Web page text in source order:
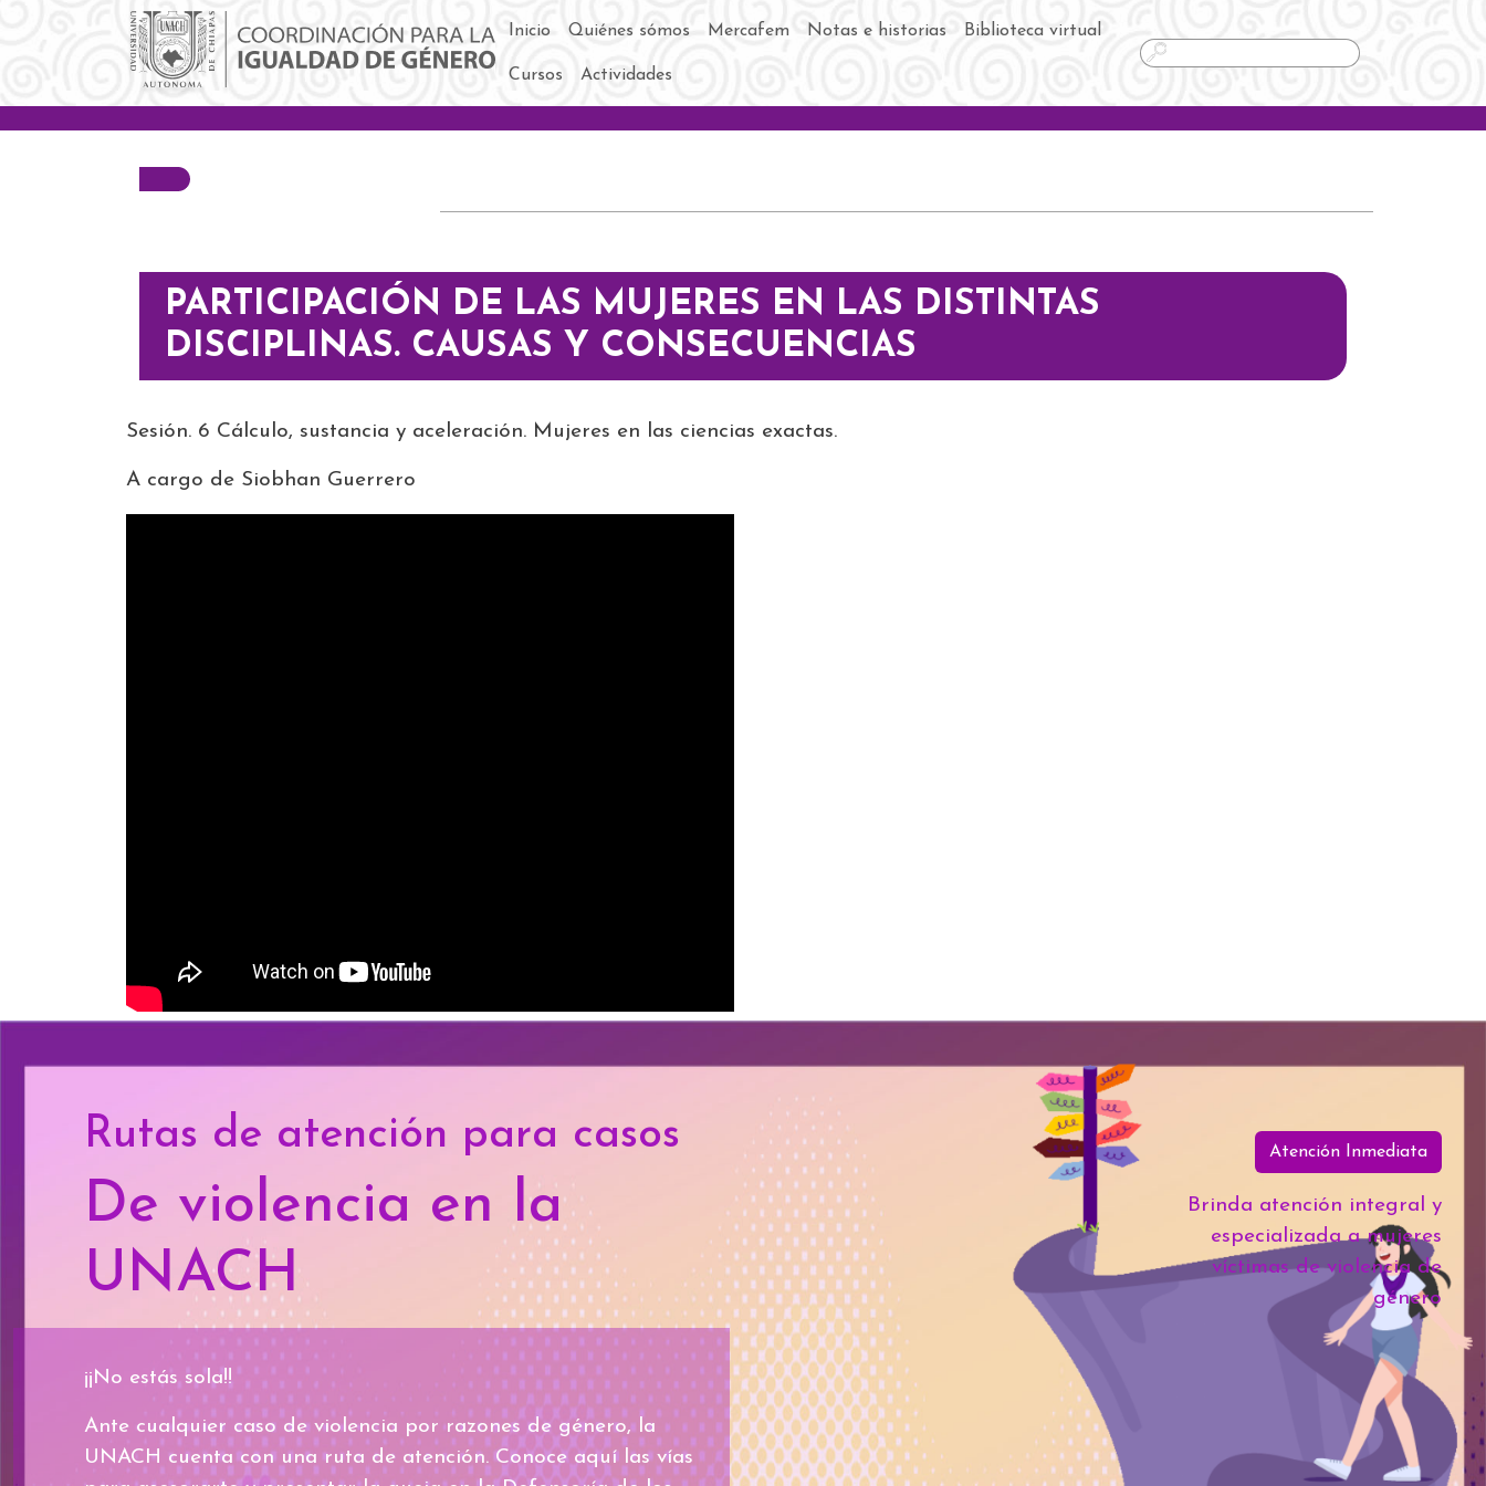
Pasar al contenido principal Main navigation
Inicio Quiénes sómos Mercafem Notas e historias Biblioteca virtual
Cursos Actividades
Buscar
PARTICIPACIÓN DE LAS MUJERES EN LAS DISTINTAS
DISCIPLINAS. CAUSAS Y CONSECUENCIAS
Sesión. 6 Cálculo, sustancia y aceleración. Mujeres en las ciencias exactas.
A cargo de Siobhan Guerrero
Rutas de atención para casos
De violencia en la
UNACH
¡¡No estás sola!!
Ante cualquier caso de violencia por razones de género, la
UNACH cuenta con una ruta de atención. Conoce aquí las vías
Atención Inmediata
Brinda atención integral y
especializada a mujeres
víctimas de violencia de
género